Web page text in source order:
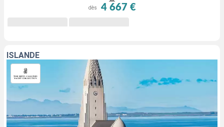
dès 4 667 €
ISLANDE